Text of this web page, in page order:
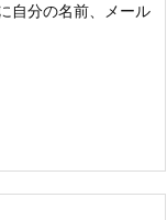
自分の名前、メール